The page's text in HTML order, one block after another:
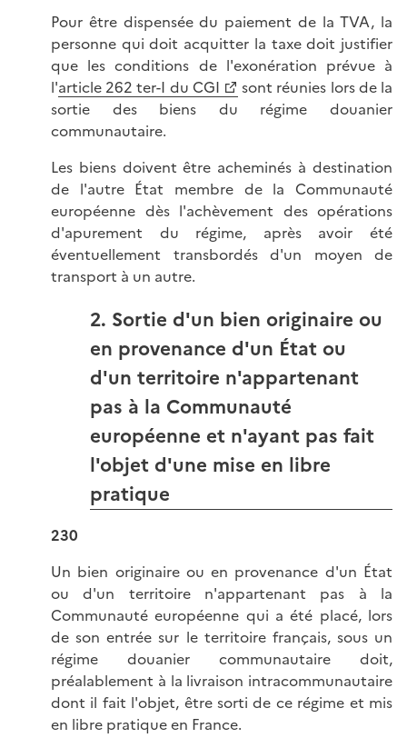
Pour être dispensée du paiement de la TVA, la
personne qui doit acquitter la taxe doit justifier
que les conditions de l'exonération prévue à
l'article 262 ter-I du CGI
sont réunies lors de la
sortie des biens du régime douanier
communautaire.
Les biens doivent être acheminés à destination
de l'autre État membre de la Communauté
européenne dès l'achèvement des opérations
d'apurement du régime, après avoir été
éventuellement transbordés d'un moyen de
transport à un autre.
2. Sortie d'un bien originaire ou
en provenance d'un État ou
d'un territoire n'appartenant
pas à la Communauté
européenne et n'ayant pas fait
l'objet d'une mise en libre
pratique
230
Un bien originaire ou en provenance d'un État
ou d'un territoire n'appartenant pas à la
Communauté européenne qui a été placé, lors
de son entrée sur le territoire français, sous un
régime douanier communautaire doit,
préalablement à la livraison intracommunautaire
dont il fait l'objet, être sorti de ce régime et mis
en libre pratique en France.